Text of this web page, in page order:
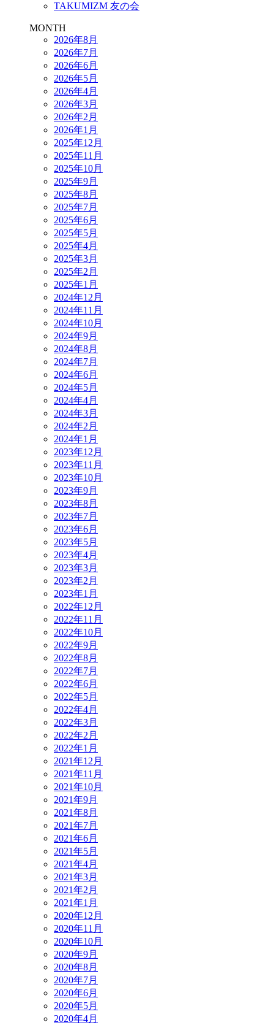
TAKUMIZM 友の会
MONTH
2026年8月
2026年7月
2026年6月
2026年5月
2026年4月
2026年3月
2026年2月
2026年1月
2025年12月
2025年11月
2025年10月
2025年9月
2025年8月
2025年7月
2025年6月
2025年5月
2025年4月
2025年3月
2025年2月
2025年1月
2024年12月
2024年11月
2024年10月
2024年9月
2024年8月
2024年7月
2024年6月
2024年5月
2024年4月
2024年3月
2024年2月
2024年1月
2023年12月
2023年11月
2023年10月
2023年9月
2023年8月
2023年7月
2023年6月
2023年5月
2023年4月
2023年3月
2023年2月
2023年1月
2022年12月
2022年11月
2022年10月
2022年9月
2022年8月
2022年7月
2022年6月
2022年5月
2022年4月
2022年3月
2022年2月
2022年1月
2021年12月
2021年11月
2021年10月
2021年9月
2021年8月
2021年7月
2021年6月
2021年5月
2021年4月
2021年3月
2021年2月
2021年1月
2020年12月
2020年11月
2020年10月
2020年9月
2020年8月
2020年7月
2020年6月
2020年5月
2020年4月